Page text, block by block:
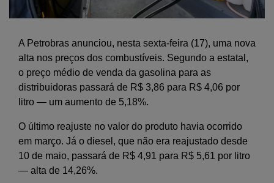
A Petrobras anunciou, nesta sexta-feira (17), uma nova
alta nos preços dos combustíveis. Segundo a estatal,
o preço médio de venda da gasolina para as
distribuidoras passará de R$ 3,86 para R$ 4,06 por
litro — um aumento de 5,18%.
O último reajuste no valor do produto havia ocorrido
em março. Já o diesel, que não era reajustado desde
10 de maio, passará de R$ 4,91 para R$ 5,61 por litro
— alta de 14,26%.